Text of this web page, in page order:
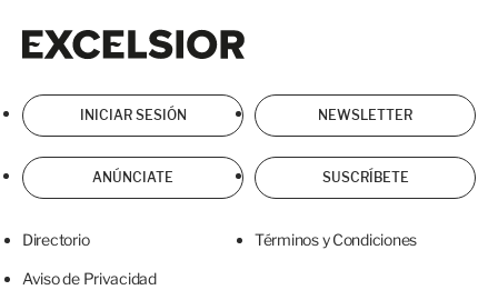
INICIAR SESIÓN NEWSLETTER
ANÚNCIATE SUSCRÍBETE
Directorio Términos y Condiciones
Aviso de Privacidad